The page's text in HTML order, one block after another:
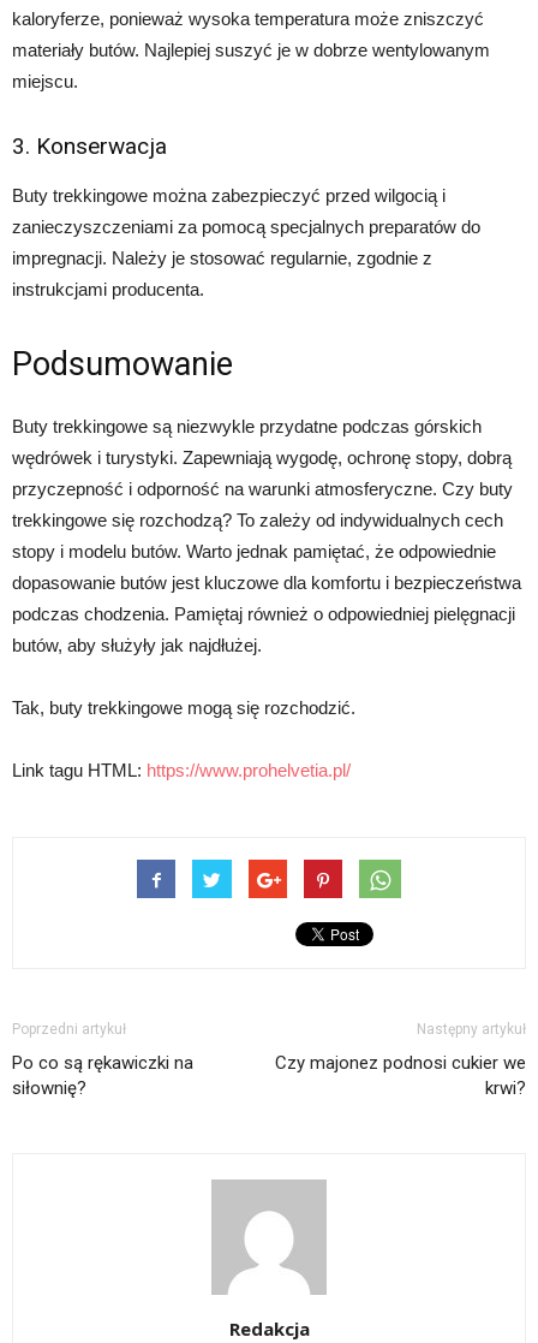
kaloryferze, ponieważ wysoka temperatura może zniszczyć
materiały butów. Najlepiej suszyć je w dobrze wentylowanym
miejscu.
3. Konserwacja
Buty trekkingowe można zabezpieczyć przed wilgocią i
zanieczyszczeniami za pomocą specjalnych preparatów do
impregnacji. Należy je stosować regularnie, zgodnie z
instrukcjami producenta.
Podsumowanie
Buty trekkingowe są niezwykle przydatne podczas górskich
wędrówek i turystyki. Zapewniają wygodę, ochronę stopy, dobrą
przyczepność i odporność na warunki atmosferyczne. Czy buty
trekkingowe się rozchodzą? To zależy od indywidualnych cech
stopy i modelu butów. Warto jednak pamiętać, że odpowiednie
dopasowanie butów jest kluczowe dla komfortu i bezpieczeństwa
podczas chodzenia. Pamiętaj również o odpowiedniej pielęgnacji
butów, aby służyły jak najdłużej.
Tak, buty trekkingowe mogą się rozchodzić.
Link tagu HTML: https://www.prohelvetia.pl/
Poprzedni artykuł
Po co są rękawiczki na
siłownię?
Następny artykuł
Czy majonez podnosi cukier we
krwi?
Redakcja